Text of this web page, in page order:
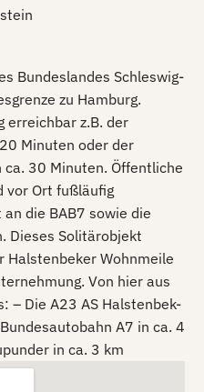
Bundeslandes Schleswig-
zu Hamburg.
erreichbar z.B. der
Minuten oder der
30 Minuten. Öffentliche
vor Ort fußläufig
die BAB7 sowie die
Dieses Solitärobjekt
Halstenbeker Wohnmeile
Von hier aus
– Die A23 AS Halstenbek-
A7 in ca. 4
in ca. 3 km